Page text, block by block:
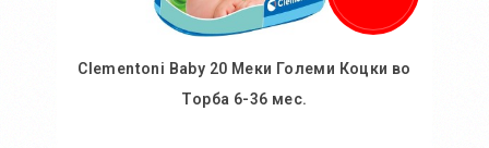
Clementoni Baby 20 Меки Големи Коцки во
Торба 6-36 мес.